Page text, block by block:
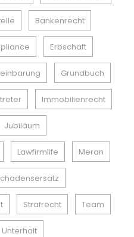
Bankenrecht
Erbschaft
Grundbuch
Immobilienrecht
Jubiläum
Lawfirmlife Meran
Strafrecht Team
Unterhalt